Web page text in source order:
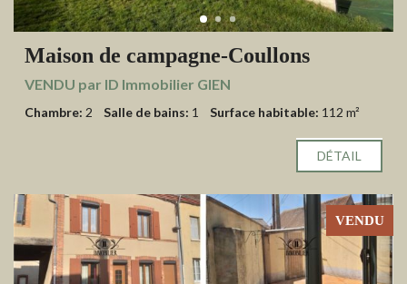
Maison de campagne-Coullons
VENDU par ID Immobilier GIEN
Chambre: 2 Salle de bains: 1 Surface habitable: 112 m²
DÉTAIL
VENDU